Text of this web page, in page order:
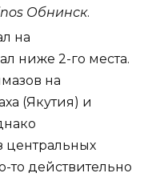
Обнинск.
на
ниже 2-го места.
на
(Якутия) и
центральных
то действительно